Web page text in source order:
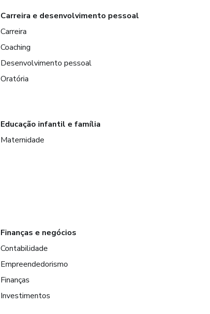
Carreira e desenvolvimento pessoal
Carreira
Coaching
Desenvolvimento pessoal
Oratória
Educação infantil e família
Maternidade
Finanças e negócios
Contabilidade
Empreendedorismo
Finanças
Investimentos